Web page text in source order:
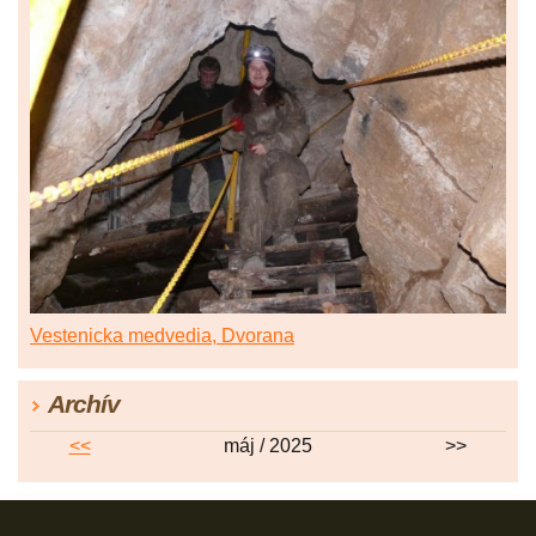
Vestenicka medvedia, Dvorana
Archív
<< máj / 2025 >>